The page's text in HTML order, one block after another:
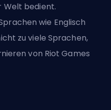
Welt bedient.
wie Englisch
zu viele Sprachen,
von Riot Games